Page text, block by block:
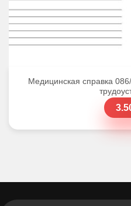
Медицинская справка